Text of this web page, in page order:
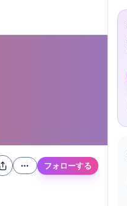
フォローする